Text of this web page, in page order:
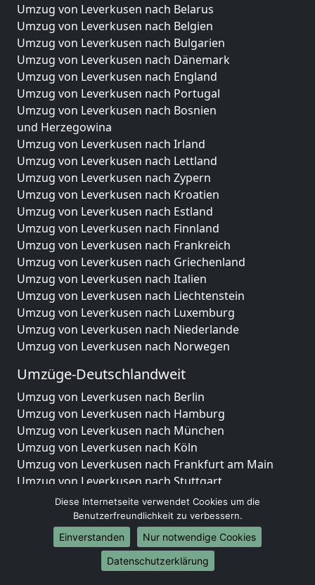
Umzug von Leverkusen nach Belarus
Umzug von Leverkusen nach Belgien
Umzug von Leverkusen nach Bulgarien
Umzug von Leverkusen nach Dänemark
Umzug von Leverkusen nach England
Umzug von Leverkusen nach Portugal
Umzug von Leverkusen nach Bosnien
und Herzegowina
Umzug von Leverkusen nach Irland
Umzug von Leverkusen nach Lettland
Umzug von Leverkusen nach Zypern
Umzug von Leverkusen nach Kroatien
Umzug von Leverkusen nach Estland
Umzug von Leverkusen nach Finnland
Umzug von Leverkusen nach Frankreich
Umzug von Leverkusen nach Griechenland
Umzug von Leverkusen nach Italien
Umzug von Leverkusen nach Liechtenstein
Umzug von Leverkusen nach Luxemburg
Umzug von Leverkusen nach Niederlande
Umzug von Leverkusen nach Norwegen
Umzüge-Deutschlandweit
Umzug von Leverkusen nach Berlin
Umzug von Leverkusen nach Hamburg
Umzug von Leverkusen nach München
Umzug von Leverkusen nach Köln
Umzug von Leverkusen nach Frankfurt am Main
Umzug von Leverkusen nach Stuttgart
Umzug von Leverkusen nach Düsseldorf
Umzug von Leverkusen nach Leipzig
Umzug von Leverkusen nach Dortmund
Umzug von Leverkusen nach Essen
Umzug von Leverkusen nach Bremen
Diese Internetseite verwendet Cookies um die
Benutzerfreundlichkeit zu verbessern.
Einverstanden
Nur notwendige Cookies
Datenschutzerklärung